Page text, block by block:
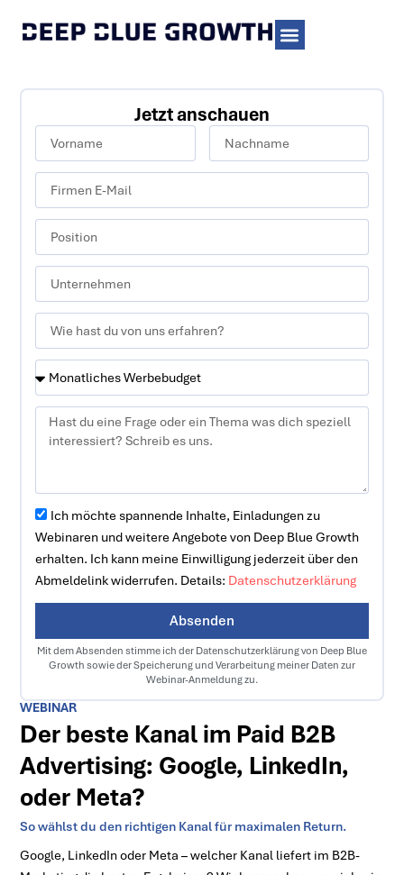
WEBINAR
Der beste Kanal im Paid B2B
Advertising: Google, LinkedIn,
oder Meta?
So wählst du den richtigen Kanal für maximalen Return.
Google, LinkedIn oder Meta – welcher Kanal liefert im B2B-
Jetzt anschauen
Ich möchte spannende Inhalte, Einladungen zu
Webinaren und weitere Angebote von Deep Blue Growth
erhalten. Ich kann meine Einwilligung jederzeit über den
Abmeldelink widerrufen. Details: Datenschutzerklärung
Absenden
Mit dem Absenden stimme ich der Datenschutzerklärung von Deep Blue
Growth sowie der Speicherung und Verarbeitung meiner Daten zur
Webinar-Anmeldung zu.